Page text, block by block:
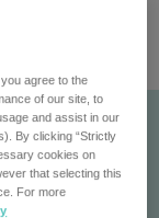
agree to the
of our site, to
and assist in our
By clicking “Strictly
cookies on
that selecting this
For more